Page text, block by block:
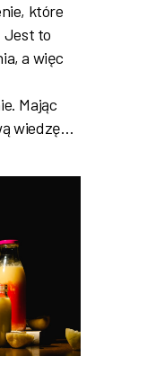
które
Jest to
a więc
Mając
wiedzę…